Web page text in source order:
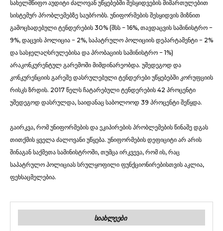
სახელმწიფო აუდიტი ძალოვან უწყებებში შესყიდვების მიმართულებით
სისტემურ პრობლემებზე საუბრობს. უნიფორმების შესყიდვის მიზნით
გამოცხადებული ტენდერების 30% (შსს − 16%, თავდაცვის სამინისტრო −
9%, დაცვის პოლიცია − 2%, საპატრულო პოლიციის დეპარტამენტი − 2%
და სასჯელაღსრულებისა და პრობაციის სამინისტრო − 1%)
არაკონკურენტულ გარემოში მიმდინარეობდა. უშედეგოდ და
კონკურენციის გარეშე დასრულებული ტენდერები უწყებებში კორუფციის
რისკს ზრდის. 2017 წელს ჩატარებული ტენდერების 42 პროცენტი
უშედეგოდ დასრულდა, საიდანაც საბოლოოდ 39 პროცენტი შეწყდა.
გაირკვა, რომ უნიფორმების და ეკიპირების პრობლემების წინაშე დგას
თითქმის ყველა ძალოვანი უწყება. უნიფორმების დეფიციტი არ არის
შინაგან საქმეთა სამინისტროში, თუმცა ირკვევა, რომ ის, რაც
საპატრულო პოლიციას სრულყოფილი ფუნქციონირებისთვის აკლია,
ფეხსაცმელებია.
ᲡᲘᲐᲮᲚᲔᲔᲑᲘ